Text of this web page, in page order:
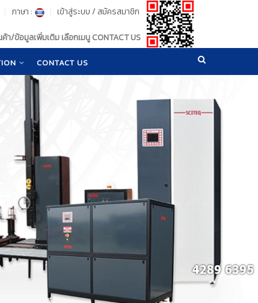
เข้าสู่ระบบ / สมัครสมาชิก
ภาษา :
า/ข้อมูลเพิ่มเติม เลือกเมนู CONTACT US
CONTACT US